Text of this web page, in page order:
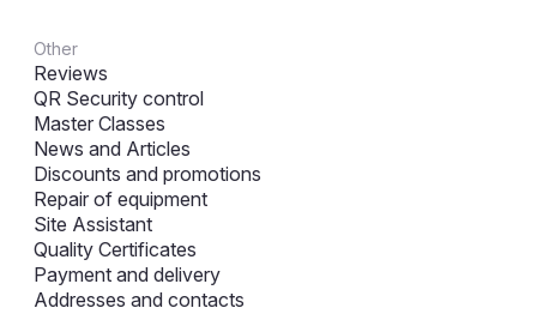
Other
Reviews
QR Security control
Master Classes
News and Articles
Discounts and promotions
Repair of equipment
Site Assistant
Quality Certificates
Payment and delivery
Addresses and contacts